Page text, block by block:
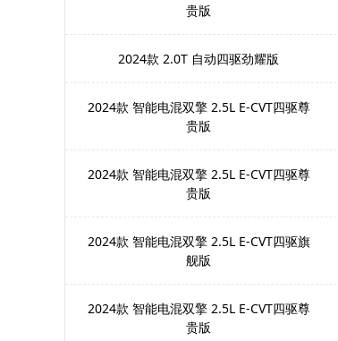
贵版
2024款 2.0T 自动四驱劲耀版
2024款 智能电混双擎 2.5L E-CVT四驱尊
贵版
2024款 智能电混双擎 2.5L E-CVT四驱尊
贵版
2024款 智能电混双擎 2.5L E-CVT四驱旗
舰版
2024款 智能电混双擎 2.5L E-CVT四驱尊
贵版